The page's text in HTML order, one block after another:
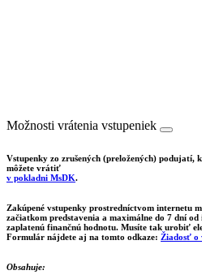
Možnosti vrátenia vstupeniek
Vstupenky zo zrušených (preložených) podujatí,
môžete vrátiť
v pokladni MsDK.
Zakúpené vstupenky prostredníctvom internetu
začiatkom predstavenia a maximálne do 7 dní
zaplatenú finančnú hodnotu. Musíte tak urobiť
Formulár nájdete aj na tomto odkaze: Žiadosť o
Obsahuje: